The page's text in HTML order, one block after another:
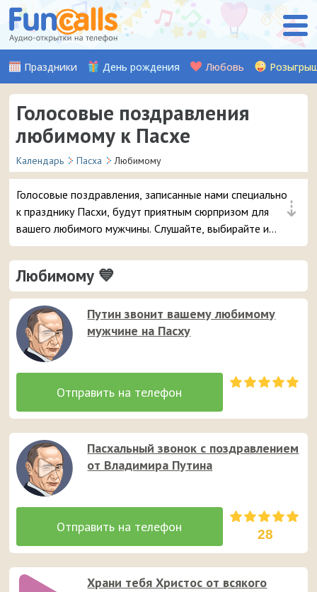
Праздники День рождения Любовь
Голосовые поздравления
любимому к Пасхе
Календарь Пасха Любимому
⇣
Голосовые поздравления, записанные нами специально
к празднику Пасхи, будут приятным сюрпризом для
вашего любимого мужчины. Слушайте, выбирайте и
отправляйте понравившуюся аудио-открытку на
смартфон.
Любимому 💙
Путин звонит вашему любимому
мужчине на Пасху
Пасхальный звонок с поздравлением
от Владимира Путина
28
Храни тебя Христос от всякого